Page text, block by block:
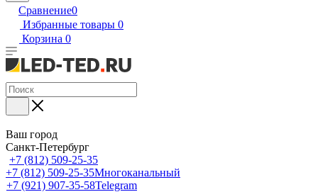
Сравнение0
Избранные товары 0
Корзина 0
Ваш город
Санкт-Петербург
+7 (812) 509-25-35
+7 (812) 509-25-35Многоканальный
+7 (921) 907-35-58Telegram